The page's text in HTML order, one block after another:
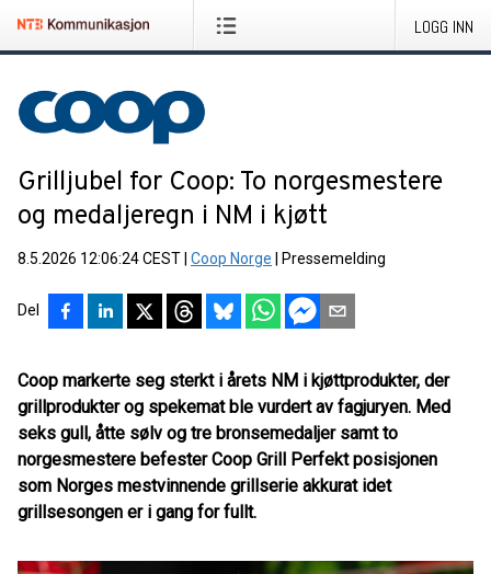
LOGG INN
Grilljubel for Coop: To norgesmestere
og medaljeregn i NM i kjøtt
8.5.2026 12:06:24 CEST Coop Norge Pressemelding
Del
Coop markerte seg sterkt i årets NM i kjøttprodukter, der
grillprodukter og spekemat ble vurdert av fagjuryen. Med
seks gull, åtte sølv og tre bronsemedaljer samt to
norgesmestere befester Coop Grill Perfekt posisjonen
som Norges mestvinnende grillserie akkurat idet
grillsesongen er i gang for fullt.